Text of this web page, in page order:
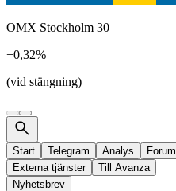
OMX Stockholm 30
−0,32%
(vid stängning)
Start Telegram Analys Forum
Externa tjänster
Till Avanza
Nyhetsbrev